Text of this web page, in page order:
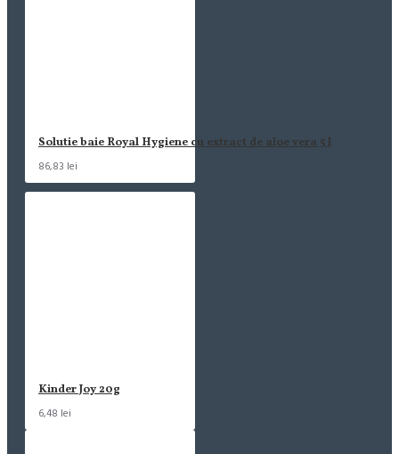
Solutie baie Royal Hygiene cu extract de aloe vera 5 l
86,83 lei
Kinder Joy 20g
6,48 lei